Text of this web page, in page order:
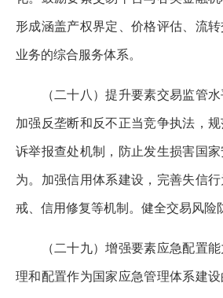
形成涵盖产权界定、价格评估、流
业务的综合服务体系。
（二十八）提升要素交易监管水
加强反垄断和反不正当竞争执法，
诉举报查处机制，防止发生损害国
为。加强信用体系建设，完善失信
戒、信用修复等机制。健全交易风险
（二十九）增强要素应急配置能
理和配置作为国家应急管理体系建